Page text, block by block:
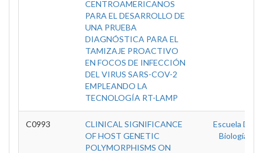
CENTROAMERICANOS
PARA EL DESARROLLO DE
UNA PRUEBA
DIAGNÓSTICA PARA EL
TAMIZAJE PROACTIVO
EN FOCOS DE INFECCIÓN
DEL VIRUS SARS-COV-2
EMPLEANDO LA
TECNOLOGÍA RT-LAMP
C0993
CLINICAL SIGNIFICANCE
OF HOST GENETIC
POLYMORPHISMS ON
Escuela De
Biología